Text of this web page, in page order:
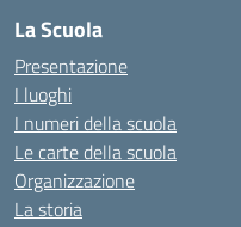
La Scuola
Presentazione
I luoghi
I numeri della scuola
Le carte della scuola
Organizzazione
La storia